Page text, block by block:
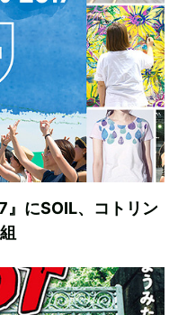
』にSOIL、コトリン